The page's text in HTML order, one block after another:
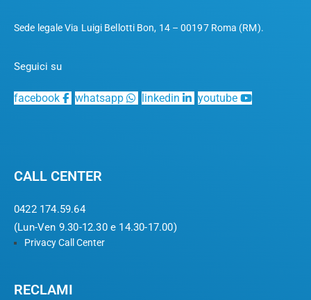
Sede legale Via Luigi Bellotti Bon, 14 – 00197 Roma (RM).
Seguici su
facebook whatsapp linkedin youtube
CALL CENTER
0422 174.59.64
(Lun-Ven 9.30-12.30 e 14.30-17.00)
Privacy Call Center
RECLAMI